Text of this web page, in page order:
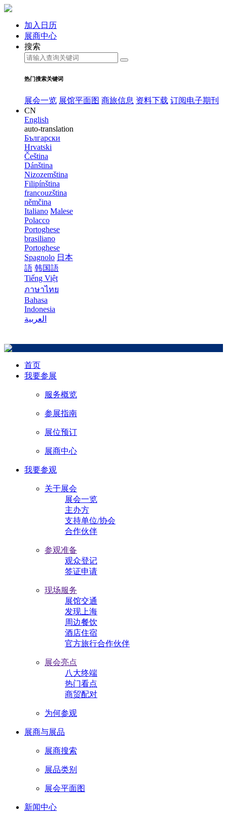
加入日历
展商中心
搜索
热门搜索关键词
展会一览 展馆平面图 商旅信息 资料下载 订阅电子期刊
CN
English
auto-translation
Български
Hrvatski
Čeština
Dánština
Nizozemština
Filipínština
francouzština
němčina
Italiano Malese
Polacco
Portoghese
brasiliano
Portoghese
Spagnolo 日本
語 韩国語
Tiếng Việt
ภาษาไทย
Bahasa
Indonesia
العربية
首页
我要参展
服务概览
参展指南
展位预订
展商中心
我要参观
关于展会
展会一览
主办方
支持单位/协会
合作伙伴
参观准备
观众登记
签证申请
现场服务
展馆交通
发现上海
周边餐饮
酒店住宿
官方旅行合作伙伴
展会亮点
八大终端
热门看点
商贸配对
为何参观
展商与展品
展商搜索
展品类别
展会平面图
新闻中心